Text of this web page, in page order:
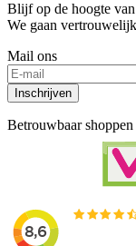
Blijf op de hoogte van
We gaan
Mail ons
Inschrijven
Betrouwbaar shoppen